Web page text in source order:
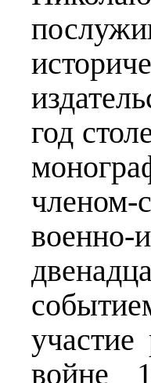
год
военно-
войне